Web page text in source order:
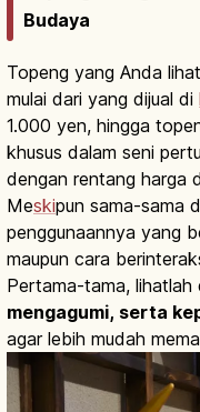
Budaya
Topeng yang Anda
mulai dari yang dijual di
1.000 yen, hingga
khusus dalam seni
dengan rentang harga
Meskipun sama-sama
penggunaannya yang
maupun cara
Pertama-tama, lihatlah
mengagumi, serta
agar lebih mudah